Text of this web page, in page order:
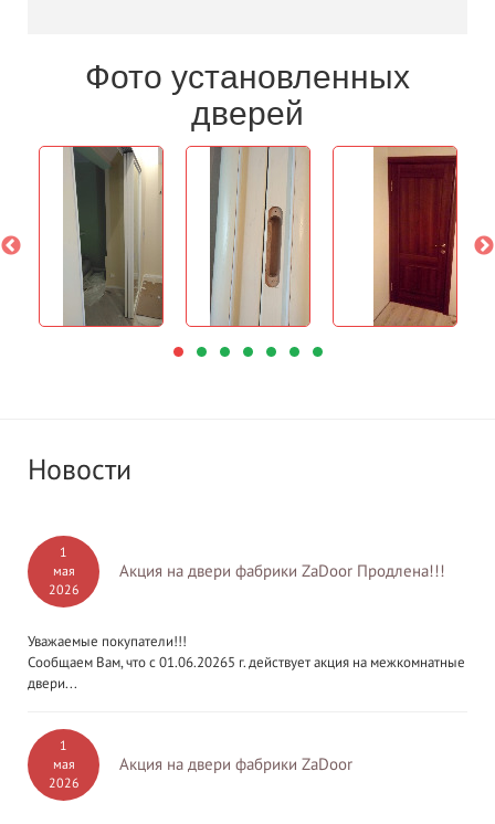
Фото установленных
дверей
Новости
1
мая
2026
Акция на двери фабрики ZaDoor Продлена!!!
Уважаемые покупатели!!!
Сообщаем Вам, что с 01.06.20265 г. действует акция на межкомнатные
двери...
1
мая
2026
Акция на двери фабрики ZaDoor